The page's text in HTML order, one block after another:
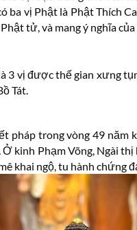
ba vị Phật là Phật Thích
tử, và mang ý nghĩa
3 vị được thế gian xưng
Tát.
pháp trong vòng 49
Ở kinh Phạm Võng, Ngài
khai ngộ, tu hành chứng